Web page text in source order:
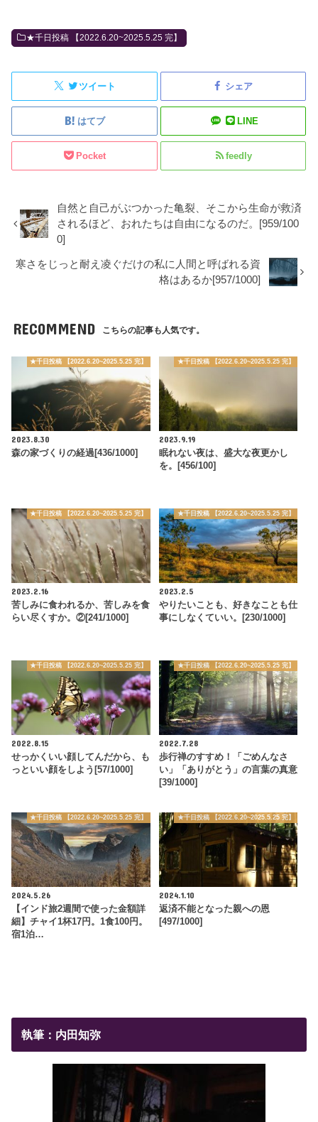
★千日投稿 【2022.6.20~2025.5.25 完】
ツイート シェア
はてブ LINE
Pocket feedly
自然と自己がぶつかった亀裂、そこから生命が救済
されるほど、おれたちは自由になるのだ。[959/100
0]
寒さをじっと耐え凌ぐだけの私に人間と呼ばれる資
格はあるか[957/1000]
RECOMMEND こちらの記事も人気です。
★千日投稿 【2022.6.20~2025.5.25 完】
2023.8.30
森の家づくりの経過[436/1000]
★千日投稿 【2022.6.20~2025.5.25 完】
2023.9.19
眠れない夜は、盛大な夜更かし
を。[456/100]
★千日投稿 【2022.6.20~2025.5.25 完】
2023.2.16
苦しみに食われるか、苦しみを食
らい尽くすか。②[241/1000]
★千日投稿 【2022.6.20~2025.5.25 完】
2023.2.5
やりたいことも、好きなことも仕
事にしなくていい。[230/1000]
★千日投稿 【2022.6.20~2025.5.25 完】
2022.8.15
せっかくいい顔してんだから、も
っといい顔をしよう[57/1000]
★千日投稿 【2022.6.20~2025.5.25 完】
2022.7.28
歩行禅のすすめ！「ごめんなさ
い」「ありがとう」の言葉の真意
[39/1000]
★千日投稿 【2022.6.20~2025.5.25 完】
2024.5.26
【インド旅2週間で使った金額詳
細】チャイ1杯17円。1食100円。
宿1泊…
★千日投稿 【2022.6.20~2025.5.25 完】
2024.1.10
返済不能となった親への恩
[497/1000]
執筆：内田知弥